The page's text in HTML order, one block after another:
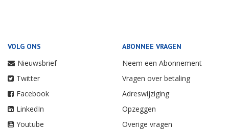
VOLG ONS
Nieuwsbrief
Twitter
Facebook
LinkedIn
Youtube
ABONNEE VRAGEN
Neem een Abonnement
Vragen over betaling
Adreswijziging
Opzeggen
Overige vragen